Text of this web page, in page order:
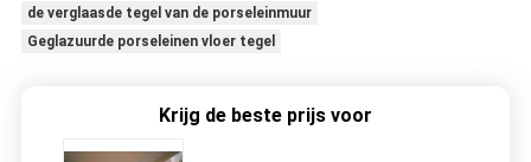
de verglaasde tegel van de porseleinmuur
Geglazuurde porseleinen vloer tegel
Krijg de beste prijs voor